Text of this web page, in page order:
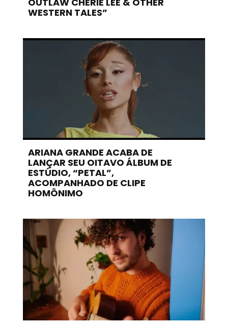
WESTERN TALES”
ARIANA GRANDE ACABA DE
LANÇAR SEU OITAVO ÁLBUM DE
ESTÚDIO, “PETAL”,
ACOMPANHADO DE CLIPE
HOMÔNIMO